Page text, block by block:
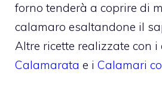
forno tenderà a coprire di
calamaro esaltandone il
Altre ricette realizzate con
Calamarata e i Calamari